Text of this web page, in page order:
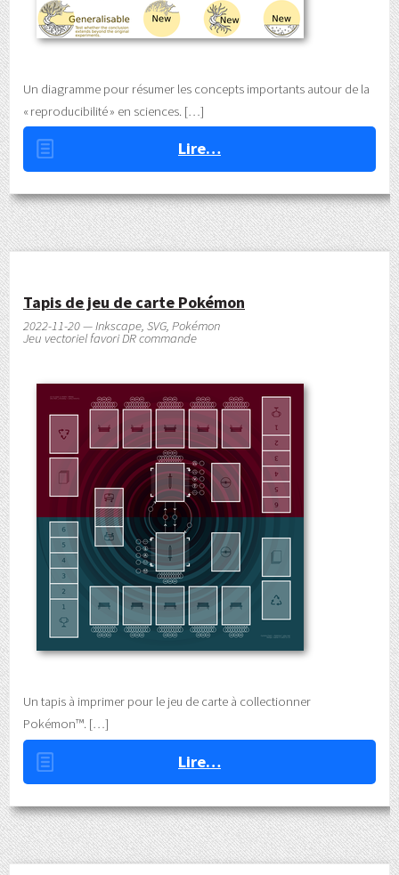
Un diagramme pour résumer les concepts importants autour de la
« reproducibilité » en sciences.
Lire…
Tapis de jeu de carte Pokémon
2022-11-20 — Inkscape, SVG, Pokémon
Jeu vectoriel favori DR commande
Un tapis à imprimer pour le jeu de carte à collectionner
Pokémon™.
Lire…